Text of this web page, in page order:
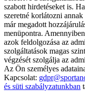
szabott hirdetéseket is.
szeretné korlátozni
már megadott
menüpontra.
azok feldolgozása az
szolgáltatások magas
végzését szolgálja az
Az Ön személyes
Kapcsolat:
és süti szabályzatunkban